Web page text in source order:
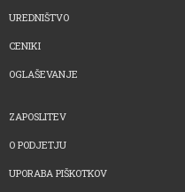
UREDNIŠTVO
CENIKI
OGLAŠEVANJE
ZAPOSLITEV
O PODJETJU
UPORABA PIŠKOTKOV